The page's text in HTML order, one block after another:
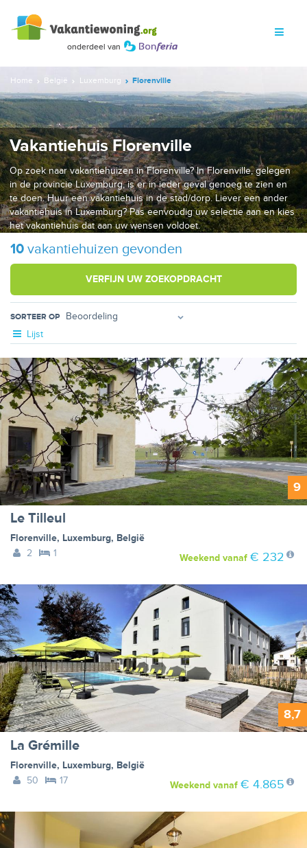
Home België Luxemburg Florenville
Vakantiehuis Florenville
Op zoek naar vakantiehuizen in Florenville? In Florenville, gelegen
in de provincie Luxemburg, is er in ieder geval genoeg te zien en
te doen. Huur een vakantiehuis in de stad/dorp. Liever een ander
vakantiehuis in Luxemburg? Pas eenvoudig uw selectie aan en kies
het vakantiehuis dat aan uw wensen voldoet.
10 vakantiehuizen gevonden
VERFIJN UW ZOEKOPDRACHT
SORTEER OP
Lijst
9
Le Tilleul
Florenville, Luxemburg, België
2
1 Weekendvanaf € 232
8,7
La Grémille
Florenville, Luxemburg, België
50
17 Weekendvanaf € 4.865